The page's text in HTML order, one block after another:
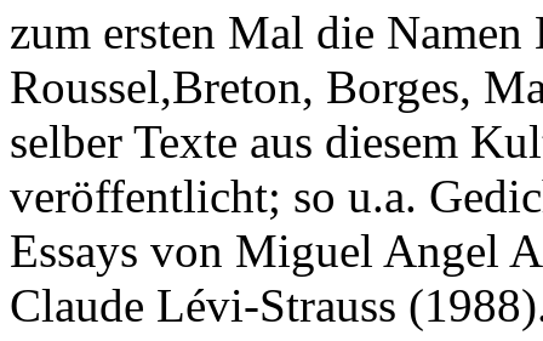
zum ersten Mal die
Roussel,Breton, Borges,
selber Texte aus diesem
veröffentlicht; so u.a.
Essays von Miguel Angel
Claude Lévi-Strauss